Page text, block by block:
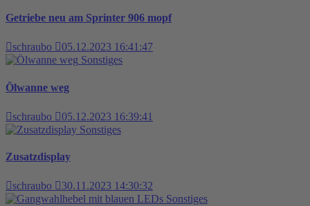
Getriebe neu am Sprinter 906 mopf
schraubo
05.12.2023 16:41:47
Sonstiges
Ölwanne weg
schraubo
05.12.2023 16:39:41
Sonstiges
Zusatzdisplay
schraubo
30.11.2023 14:30:32
Sonstiges